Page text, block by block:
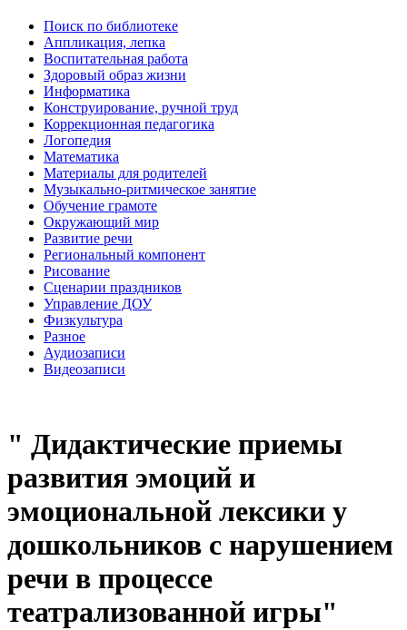
Поиск по библиотеке
Аппликация, лепка
Воспитательная работа
Здоровый образ жизни
Информатика
Конструирование, ручной труд
Коррекционная педагогика
Логопедия
Математика
Материалы для родителей
Музыкально-ритмическое занятие
Обучение грамоте
Окружающий мир
Развитие речи
Региональный компонент
Рисование
Сценарии праздников
Управление ДОУ
Физкультура
Разное
Аудиозаписи
Видеозаписи
" Дидактические приемы
развития эмоций и
эмоциональной лексики у
дошкольников с нарушением
речи в процессе
театрализованной игры"